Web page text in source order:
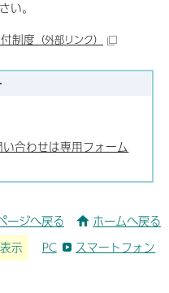
い。
制度 （外部リンク）
合わせは専用フォーム
ージへ戻る ホームへ戻る
表示 PC スマートフォン